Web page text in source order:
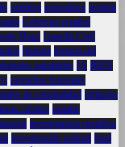
genética geopolítica gestión
Gobierno español
Maps Guardia Civil
historia historia del
saludables IA IBEX
incendios forestales
de criminalidad inflación
crónico instalar
investigación científica
investigación policial Ipad